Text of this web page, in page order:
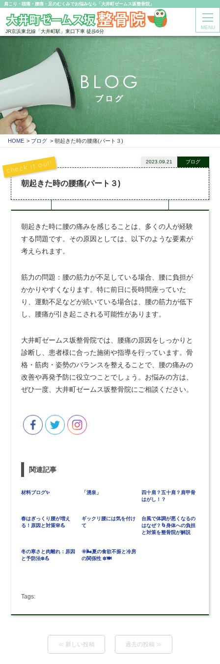
肩こり・頭痛・腰痛・足のむくみでお悩みなら「大井町ゼームス坂整骨院」
JR京浜東北線「大井町駅」東口下車 徒歩6分
MENU
BLOG
ブログ
HOME ブログ 朝起きた時の腰痛(パート３)
朝起きた時の腰痛(パート３)
2023.09.21 ブログ
朝起きた時に腰の痛みを感じることは、多くの人が経験
する問題です。その原因としては、以下のような要素が
考えられます。
筋力の問題：腰の筋力が不足している場合、腰に負担が
かかりやすくなります。特に前日に長時間座っていた
り、運動不足などが続いている場合は、腰の筋力が低下
し、腰痛が引き起こされる可能性があります。
大井町ゼームス坂整骨院では、腰痛の原因をしっかりと
診断し、患者様に合った施術や指導を行っています。骨
格・筋肉・姿勢のバランスを整えることで、腰の痛みの
改善や再発予防に役立つことでしょう。お悩みの方は、
ぜひ一度、大井町ゼームス坂整骨院にご相談ください。
関連記事
材料ブログ✨ 「湧泉」
四十肩？五十肩？肩甲骨
はがし！？
春はぎっくり腰が増え
る！原因と対策🌸💪
ギックリ腰には気を付け
て
台風で体調が悪くなるの
はなぜ？🌀身体への負担
と対策を整骨院が解説
冬の寒さと肉離れ：原因
と予防法❄️💪
🌞🌬️夏の食欲不振と冷房
の関係性 ❄️🍽️
Tags:
≪ 新しい投稿 過去の投稿 ≫